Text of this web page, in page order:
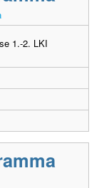
1.-2. LKI